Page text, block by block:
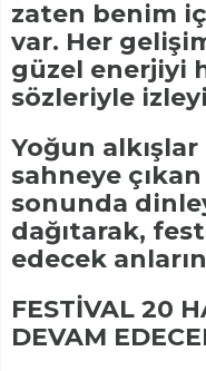
zaten benim
var. Her
güzel enerjiyi
sözleriyle
Yoğun
sahneye
sonunda
dağıtarak,
edecek
FESTİVAL 20
DEVAM